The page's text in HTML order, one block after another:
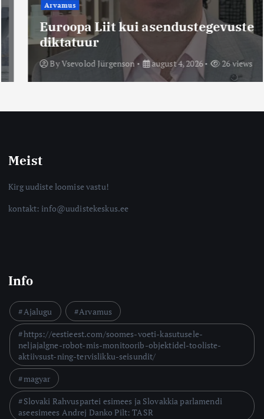
Arvamus
Euroopa Liit kui asendustegevuste
diktatuur
ByVsevolod Jürgenson august 4, 2026 26 views
Meist
Kirg uudiste loomise vastu!
kontakt: info@uudistekeskus.ee
Info
Ajalugu
Arvamus
https://eestieest.com/soomes-voeti-kasutusele-
neljajalgne-robot-mis-monitoorib-objektidel-tooliste-
aktiivsust-ning-tervislikku-seisundit/
magyar
Slovaki Rahvuspartei esimees ja Slovakkia parlamendi
aseesimees Andrej Danko Pilt: TASR